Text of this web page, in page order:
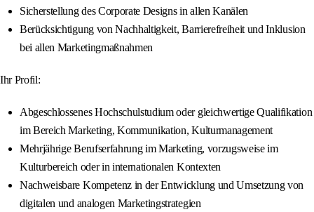
Sicherstellung des Corporate Designs in allen Kanälen
Berücksichtigung von Nachhaltigkeit, Barrierefreiheit und Inklusion
bei allen Marketingmaßnahmen
Ihr Profil:
Abgeschlossenes Hochschulstudium oder gleichwertige Qualifikation
im Bereich Marketing, Kommunikation, Kulturmanagement
Mehrjährige Berufserfahrung im Marketing, vorzugsweise im
Kulturbereich oder in internationalen Kontexten
Nachweisbare Kompetenz in der Entwicklung und Umsetzung von
digitalen und analogen Marketingstrategien